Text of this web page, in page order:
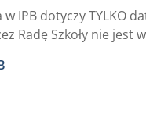
w IPB dotyczy TYLKO
Radę Szkoły nie jest